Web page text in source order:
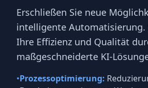
Erschließen Sie neue
intelligente Automatisierung.
Ihre Effizienz und Qualität
maßgeschneiderte KI-
•Prozessoptimierung: